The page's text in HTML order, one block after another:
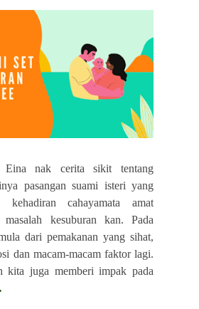
nak cerita sikit tentang
pasangan suami isteri yang
kehadiran cahayamata amat
masalah kesuburan kan. Pada
dari pemakanan yang sihat,
dan macam-macam faktor lagi.
kita juga memberi impak pada
.